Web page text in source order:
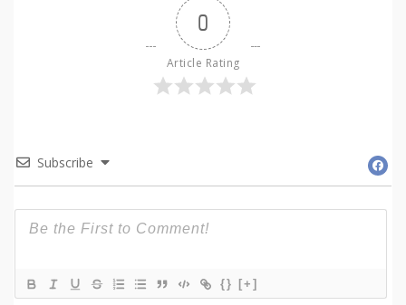
0
Article Rating
Subscribe
{} [+]